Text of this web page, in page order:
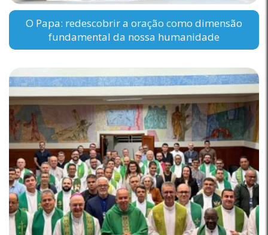
O Papa: redescobrir a oração como dimensão
fundamental da nossa humanidade